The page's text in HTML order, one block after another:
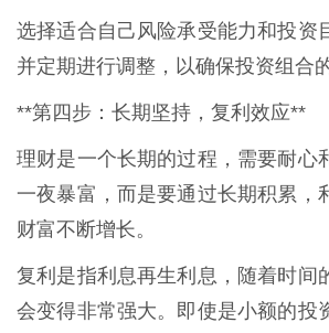
选择适合自己风险承受能力和投资
并定期进行调整，以确保投资组合
**第四步：长期坚持，复利效应**
理财是一个长期的过程，需要耐心
一夜暴富，而是要通过长期积累，
财富不断增长。
复利是指利息再生利息，随着时间
会变得非常强大。即使是小额的投